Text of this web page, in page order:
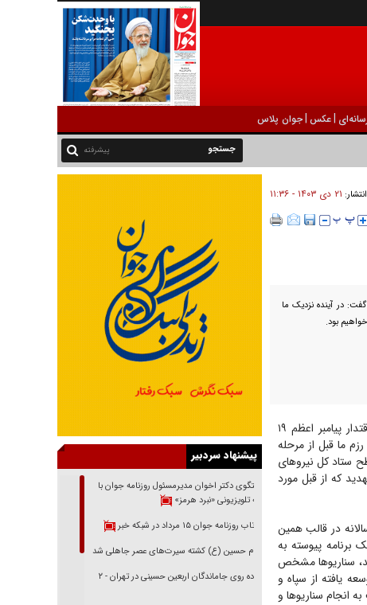
|عکس |جوان پلاس
پیشرفته
۲۱ دی ۱۴۰۳ - ۱۱:۳۶
در آینده نزدیک ما
بود.
سردار شیخیان، فرمانده پدافند هوایی نیروی هوافضای سپاه در رابطه با رزمایش اقتدار پیامبر اعظم ۱۹
ما قبل از مرحله
ستاد کل نیرو‌های
که از قبل مورد
در قالب همین
پیوسته به
سناریو‌ها مشخص
یافته از سپاه و
انجام سناریو‌ها و
پیشنهاد سردبیر
گفتگوی دکتر اخوان مدیرمسئول روزنامه جوان با
برنامه تلویزیونی «نبرد هرمز»
بازتاب روزنامه جوان ۱۵ مرداد در شبکه خبر
امام حسین (ع) کشته سیرت‌های عصر جاهلی شد
پیاده روی جاماندگان اربعین حسینی در تهران - ۲